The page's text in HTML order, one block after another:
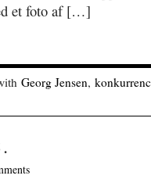
et foto af […]
Georg Jensen,